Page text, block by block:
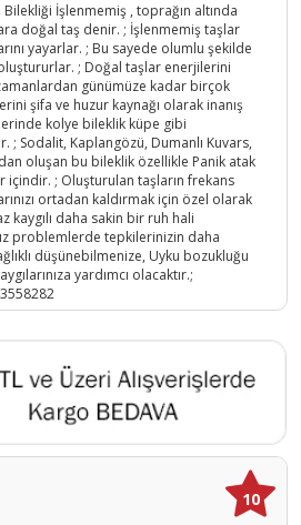
İşlenmemiş , toprağın altında
doğal taş denir. ; İşlenmemiş taşlar
yayarlar. ; Bu sayede olumlu şekilde
; Doğal taşlar enerjilerini
günümüze kadar birçok
şifa ve huzur kaynağı olarak inanış
kolye bileklik küpe gibi
; Sodalit, Kaplangözü, Dumanlı Kuvars,
oluşan bu bileklik özellikle Panik atak
; Oluşturulan taşların frekans
ortadan kaldırmak için özel olarak
kaygılı daha sakin bir ruh hali
problemlerde tepkilerinizin daha
düşünebilmenize, Uyku bozukluğu
yardımcı olacaktır.;
10